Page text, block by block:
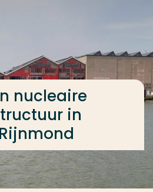
nucleaire
in